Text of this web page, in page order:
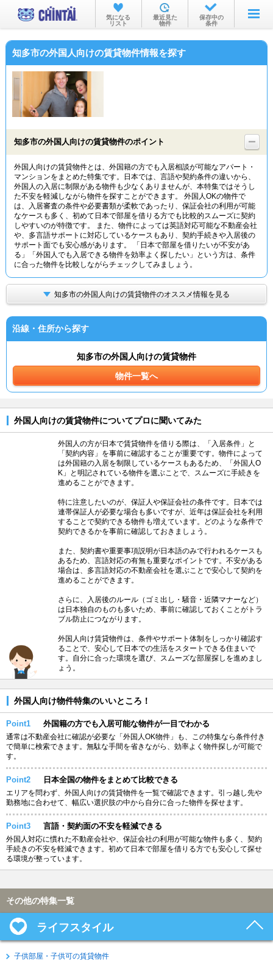
お部屋を探す
沿線・駅から
物件特集から
TOP
気になる
リスト
最近見た
物件
保存中の
条件
知多市の外国人向けの賃貸物件情報を探す
知多市の外国人向けの賃貸物件のポイント
外国人向けの賃貸物件とは、外国籍の方でも入居相談が可能なアパート・
マンションをまとめた特集です。日本では、言語や契約条件の違いから、
外国人の入居に制限がある物件も少なくありませんが、本特集ではそうし
た不安を軽減しながら物件を探すことができます。 外国人OKの物件で
は、入居審査の条件や必要書類が柔軟であったり、保証会社の利用が可能
なケースも多く、初めて日本で部屋を借りる方でも比較的スムーズに契約
しやすいのが特徴です。 また、物件によっては英語対応可能な不動産会社
や、多言語サポートに対応しているケースもあり、契約手続きや入居後の
サポート面でも安心感があります。 「日本で部屋を借りたいが不安があ
る」「外国人でも入居できる物件を効率よく探したい」という方は、条件
に合った物件を比較しながらチェックしてみましょう。
知多市の外国人向けの賃貸物件のオススメ情報を見る
沿線・住所から探す
知多市の外国人向けの賃貸物件
物件一覧へ
外国人向けの賃貸物件についてプロに聞いてみた
外国人の方が日本で賃貸物件を借りる際は、「入居条件」と
「契約内容」を事前に確認することが重要です。物件によって
は外国籍の入居を制限しているケースもあるため、「外国人O
K」と明記されている物件を選ぶことで、スムーズに手続きを
進めることができます。
特に注意したいのが、保証人や保証会社の条件です。日本では
連帯保証人が必要な場合も多いですが、近年は保証会社を利用
することで契約できる物件も増えています。どのような条件で
契約できるかを事前に確認しておきましょう。
また、契約書や重要事項説明が日本語のみで行われるケースも
あるため、言語対応の有無も重要なポイントです。不安がある
場合は、多言語対応の不動産会社を選ぶことで安心して契約を
進めることができます。
さらに、入居後のルール（ゴミ出し・騒音・近隣マナーなど）
は日本独自のものも多いため、事前に確認しておくことがトラ
ブル防止につながります。
外国人向け賃貸物件は、条件やサポート体制をしっかり確認す
ることで、安心して日本での生活をスタートできる住まいで
す。自分に合った環境を選び、スムーズな部屋探しを進めまし
ょう。
外国人向け物件特集のいいところ！
Point1 外国籍の方でも入居可能な物件が一目でわかる
通常は不動産会社に確認が必要な「外国人OK物件」も、この特集なら条件付き
で簡単に検索できます。無駄な手間を省きながら、効率よく物件探しが可能で
す。
Point2 日本全国の物件をまとめて比較できる
エリアを問わず、外国人向けの賃貸物件を一覧で確認できます。引っ越し先や
勤務地に合わせて、幅広い選択肢の中から自分に合った物件を探せます。
Point3 言語・契約面の不安を軽減できる
外国人対応に慣れた不動産会社や、保証会社の利用が可能な物件も多く、契約
手続きの不安を軽減できます。初めて日本で部屋を借りる方でも安心して探せ
る環境が整っています。
その他の特集一覧
ライフスタイル
子供部屋・子供可の賃貸物件